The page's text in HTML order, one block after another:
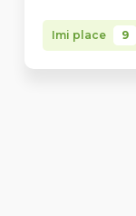
Imi place 9